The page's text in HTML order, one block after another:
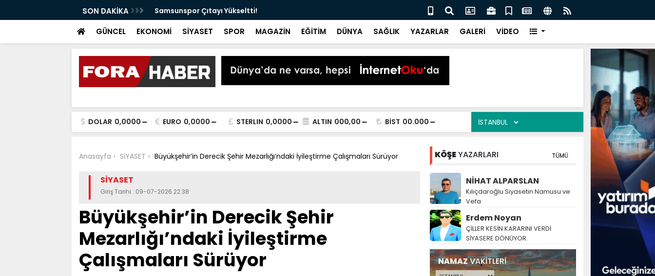
SON DAKİKA
Bir Tekkeköy İçin Çalışıyoruz" Samsunspor Çıtayı Yükseltti! Başkan Kurnaz: İlkadım’da Gönüllere Dokunuyoruz
GÜNCEL EKONOMİ SİYASET SPOR MAGAZİN EĞİTİM DÜNYA SAĞLIK YAZARLAR GALERİ VİDEO
DOLAR 0,0000 EURO 0,0000 STERLIN 0,0000 ALTIN 000,00 BİST 00.000
Anasayfa SİYASET Büyükşehir’in Derecik Şehir Mezarlığı’ndaki İyileştirme Çalışmaları Sürüyor
SİYASET
Giriş Tarihi : 09-07-2026 22:38
Büyükşehir’in Derecik Şehir
Mezarlığı’ndaki İyileştirme
Çalışmaları Sürüyor
KÖŞEYAZARLARI TÜMÜ
NİHAT ALPARSLAN
Kılıçdaroğlu Siyasetin Namusu ve
Vefa
Erdem Noyan
ÇİLLER KESİN KARARINI VERDİ
SİYASERE DÖNÜYOR.
NAMAZVAKİTLERİ